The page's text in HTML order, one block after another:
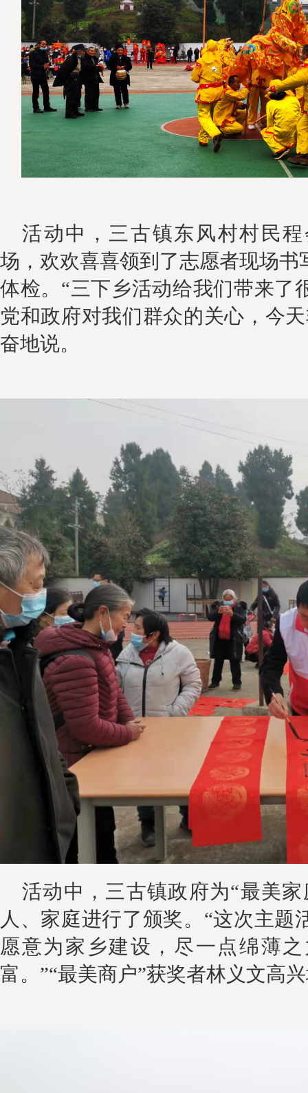
活动中， 三古镇东风村村民
场，欢欢喜喜领到 了志愿者现场书
体检。 “三下乡活动给我们带来了
党和政府对我们群众的关心 ， 今天
奋地说。
活动中 ，三古镇政府为“最美
人、家庭进行了颁奖。“这次主题
愿意为家乡建设，尽一点绵薄
富。 ”“最美商户”获奖者林义文高